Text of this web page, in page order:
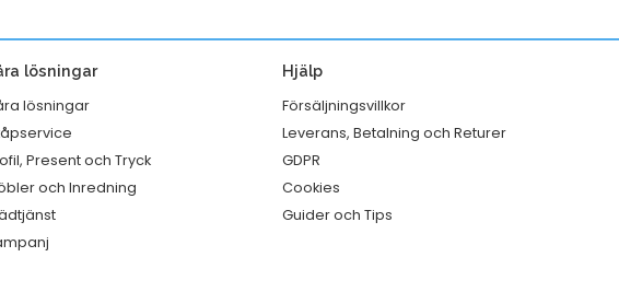
vit
mängd
246/
lösningar
lösningar
Present och Tryck
och Inredning
Hjälp
Försäljningsvillkor
Leverans, Betalning och Returer
GDPR
Cookies
Guider och Tips